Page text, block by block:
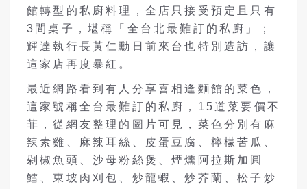
館轉型的私廚料理，全店只接受預定且只有
3間桌子，堪稱「全台北最難訂的私廚」；
輝達執行長黃仁勳日前來台也特別造訪，讓
這家店再度暴紅。
最近網路看到有人分享喜相逢麵館的菜色，
這家號稱全台最難訂的私廚，15道菜要價不
菲，從網友整理的圖片可見，菜色分別有麻
辣素雞、麻辣耳絲、皮蛋豆腐、檸檬苦瓜、
剁椒魚頭、沙母粉絲煲、煙燻阿拉斯加圓
鱈、東坡肉刈包、炒龍蝦、炒芥蘭、松子炒